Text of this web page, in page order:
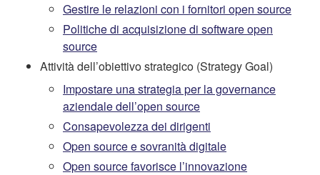
Gestire le relazioni con i fornitori open source
Politiche di acquisizione di software open
source
Attività dell’obiettivo strategico (Strategy Goal)
Impostare una strategia per la governance
aziendale dell’open source
Consapevolezza dei dirigenti
Open source e sovranità digitale
Open source favorisce l’innovazione